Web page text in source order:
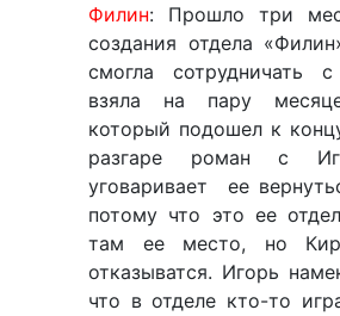
Филин: Прошло три
создания отдела
смогла сотрудничать
взяла на пару
который подошел к
разгаре роман с
уговаривает ее
потому что это ее
там ее место, но
отказыватся. Игорь
что в отделе кто-то